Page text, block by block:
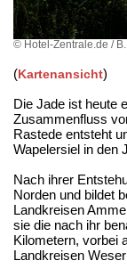
© Hotel-Zentrale.de /
(Kartenansicht)
Die Jade ist heute
Zusammenfluss
Rastede entsteht
Wapelersiel in den
Nach ihrer
Norden und bildet
Landkreisen
sie die nach ihr
Kilometern, vorbei
Landkreisen